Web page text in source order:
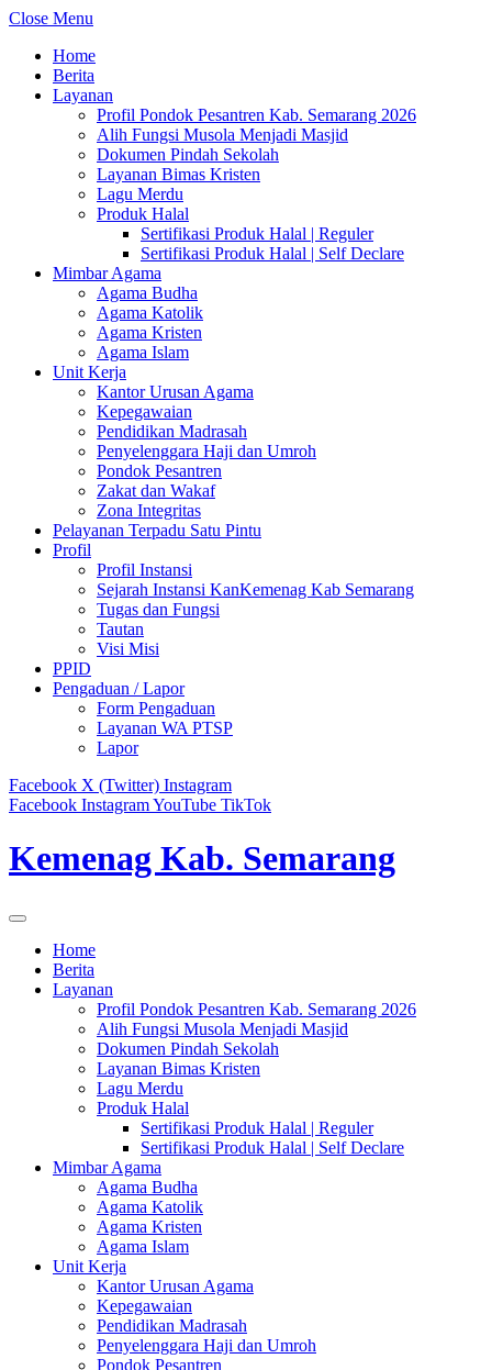
Close Menu
Home
Berita
Layanan
Profil Pondok Pesantren Kab. Semarang 2026
Alih Fungsi Musola Menjadi Masjid
Dokumen Pindah Sekolah
Layanan Bimas Kristen
Lagu Merdu
Produk Halal
Sertifikasi Produk Halal | Reguler
Sertifikasi Produk Halal | Self Declare
Mimbar Agama
Agama Budha
Agama Katolik
Agama Kristen
Agama Islam
Unit Kerja
Kantor Urusan Agama
Kepegawaian
Pendidikan Madrasah
Penyelenggara Haji dan Umroh
Pondok Pesantren
Zakat dan Wakaf
Zona Integritas
Pelayanan Terpadu Satu Pintu
Profil
Profil Instansi
Sejarah Instansi KanKemenag Kab Semarang
Tugas dan Fungsi
Tautan
Visi Misi
PPID
Pengaduan / Lapor
Form Pengaduan
Layanan WA PTSP
Lapor
Facebook X (Twitter) Instagram
Facebook InstagramYouTube TikTok
Kemenag Kab. Semarang
Home
Berita
Layanan
Profil Pondok Pesantren Kab. Semarang 2026
Alih Fungsi Musola Menjadi Masjid
Dokumen Pindah Sekolah
Layanan Bimas Kristen
Lagu Merdu
Produk Halal
Sertifikasi Produk Halal | Reguler
Sertifikasi Produk Halal | Self Declare
Mimbar Agama
Agama Budha
Agama Katolik
Agama Kristen
Agama Islam
Unit Kerja
Kantor Urusan Agama
Kepegawaian
Pendidikan Madrasah
Penyelenggara Haji dan Umroh
Pondok Pesantren